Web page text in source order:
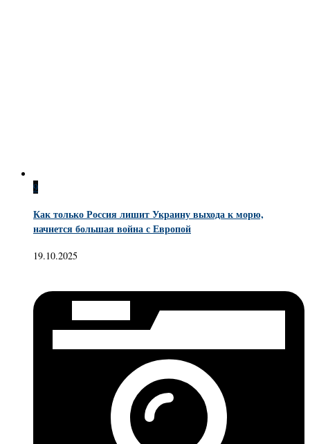
9
Как только Россия лишит Украину выхода к морю,
начнется большая война с Европой
19.10.2025